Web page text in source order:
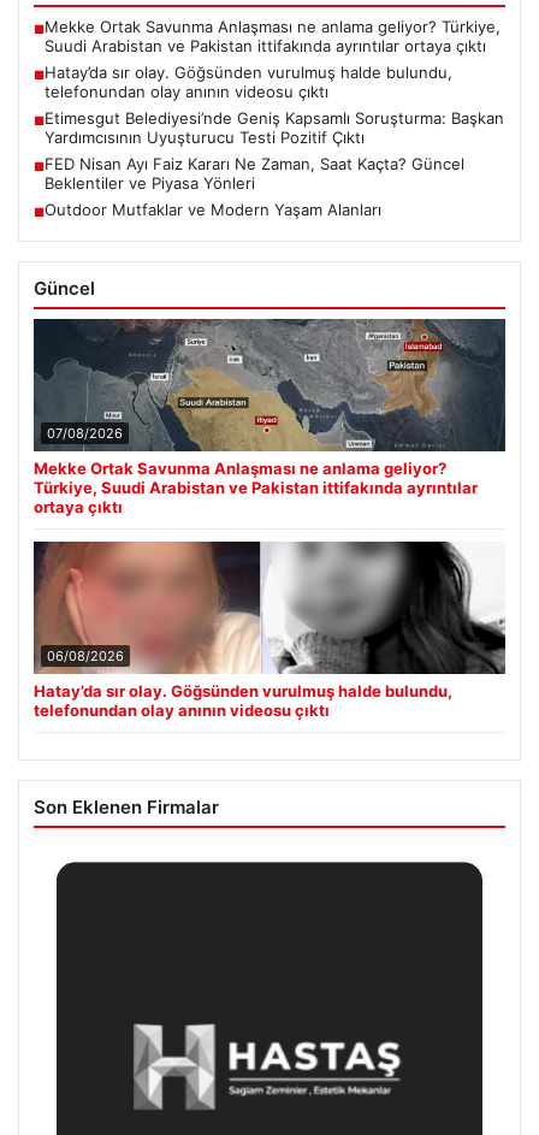
■Mekke Ortak Savunma Anlaşması ne anlama geliyor? Türkiye,
Suudi Arabistan ve Pakistan ittifakında ayrıntılar ortaya çıktı
■Hatay’da sır olay. Göğsünden vurulmuş halde bulundu,
telefonundan olay anının videosu çıktı
■Etimesgut Belediyesi’nde Geniş Kapsamlı Soruşturma: Başkan
Yardımcısının Uyuşturucu Testi Pozitif Çıktı
■FED Nisan Ayı Faiz Kararı Ne Zaman, Saat Kaçta? Güncel
Beklentiler ve Piyasa Yönleri
■Outdoor Mutfaklar ve Modern Yaşam Alanları
Güncel
07/08/2026
Mekke Ortak Savunma Anlaşması ne anlama geliyor?
Türkiye, Suudi Arabistan ve Pakistan ittifakında ayrıntılar
ortaya çıktı
06/08/2026
Hatay’da sır olay. Göğsünden vurulmuş halde bulundu,
telefonundan olay anının videosu çıktı
Son Eklenen Firmalar